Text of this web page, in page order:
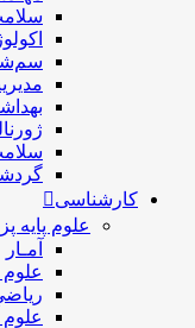
کارشناسی
علوم پایه
آمـار